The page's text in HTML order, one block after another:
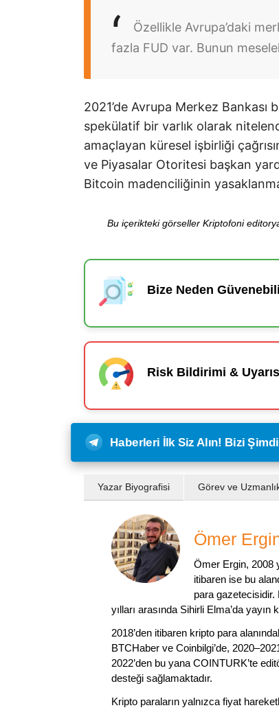
Özellikle Avrupa’daki
fazla FUD var. Bunun
2021’de Avrupa Merkez Bankası
spekülatif bir varlık olarak
amaçlayan küresel işbirliği
ve Piyasalar Otoritesi başkan
Bitcoin madenciliğinin
Bu içerikteki görseller Kriptofoni
Bize Neden
Risk Bildirimi &
Haberleri İlk Siz Alın! Bizi
Yazar Biyografisi Görev ve
Ömer
Ömer Ergin, 2008
itibaren ise bu
para gazetecisidir.
yılları arasında Sihirli Elma’da
2018’den itibaren kripto para
BTCHaber ve Coinbilgi’de,
2022’den bu yana COINTURK’te
desteği sağlamaktadır.
Kripto paraların yalnızca fiyat